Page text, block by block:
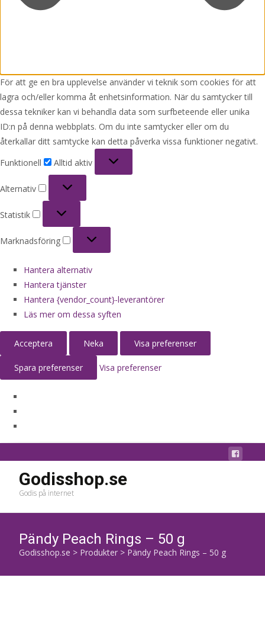
För att ge en bra upplevelse använder vi teknik som cookies för att
lagra och/eller komma åt enhetsinformation. När du samtycker till
dessa tekniker kan vi behandla data som surfbeteende eller unika
ID:n på denna webbplats. Om du inte samtycker eller om du
återkallar ditt samtycke kan detta påverka vissa funktioner negativt.
Funktionell
Alltid aktiv
Alternativ
Statistik
Marknadsföring
Hantera alternativ
Hantera tjänster
Hantera {vendor_count}-leverantörer
Läs mer om dessa syften
Acceptera Neka Visa preferenser
Spara preferenser Visa preferenser
Godisshop.se
Godis på internet
Pändy Peach Rings – 50 g
Godisshop.se > Produkter > Pändy Peach Rings – 50 g